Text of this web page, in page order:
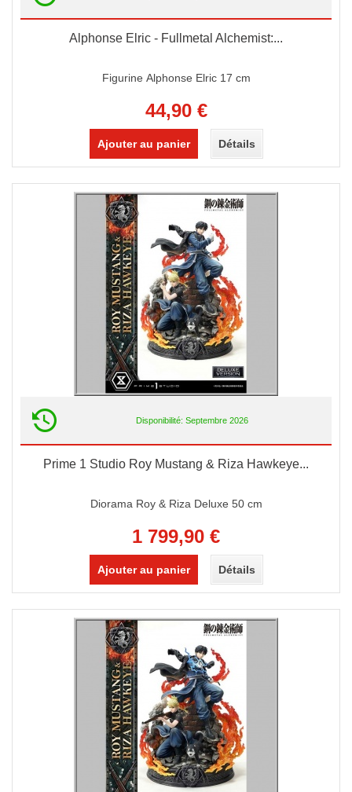
Alphonse Elric - Fullmetal Alchemist:...
Figurine Alphonse Elric 17 cm
44,90 €
Ajouter au panier Détails
Disponibilité: Septembre 2026
Prime 1 Studio Roy Mustang & Riza Hawkeye...
Diorama Roy & Riza Deluxe 50 cm
1 799,90 €
Ajouter au panier Détails